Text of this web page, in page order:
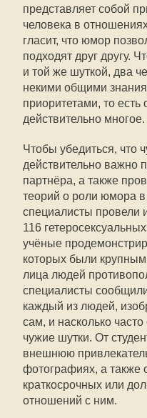
представляет собой
человека в
гласит, что юмор
подходят друг другу.
и той же шуткой, два
некими общими
приоритетами, то
действительно многое.
Чтобы убедиться, что
действительно важно
партнёра, а также
теорий о роли юмора
специалисты провели
116
учёные
которых были
лица людей
специалисты
каждый из людей,
сам, и насколько
чужие шутки. От
внешнюю
фотографиях, а также
краткосрочных или
отношений с ним.